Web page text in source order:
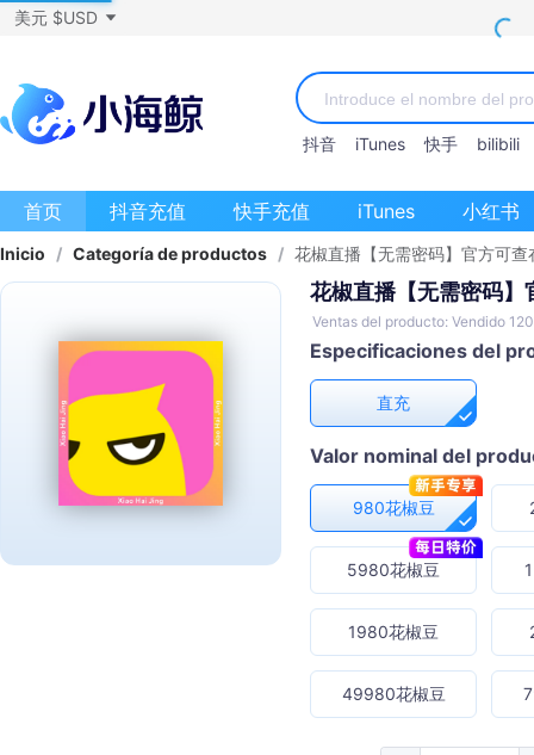
美元 $USD
抖音 iTunes 快手 bilibili
首页 抖音充值 快手充值 iTunes 小红书
Inicio / Categoría de productos / 花椒直播【无需密码】官方可查
花椒直播【无需密码】
Ventas del producto: Vendido
Especificaciones del
直充
Valor nominal del
980花椒豆
5980花椒豆
1980花椒豆
49980花椒豆